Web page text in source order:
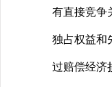
有直接竞争
独占权益和
过赔偿经济